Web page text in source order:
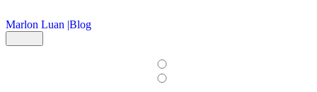
Marlon Luan |Blog